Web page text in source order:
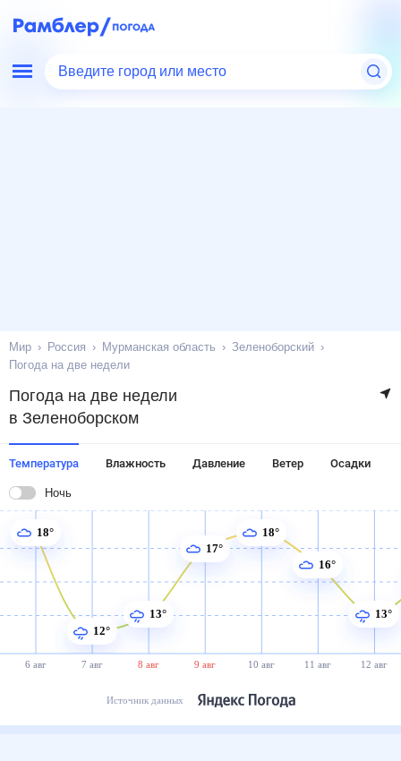
Введите город или место
Мир Россия Мурманская область
Зеленоборский
Погода на две недели
Погода на две недели
в Зеленоборском
Температура Влажность Давление Ветер Осадки
Ночь
6 авг 7 авг 8 авг 9 авг 10 авг 11 авг 12 авг
18°
12°
13°
17°
18°
16°
13°
Источник данных